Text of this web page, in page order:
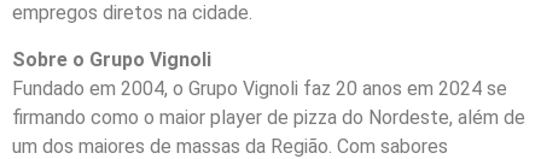
empregos diretos na cidade.
Sobre o Grupo Vignoli
Fundado em 2004, o Grupo Vignoli faz 20 anos em 2024 se
firmando como o maior player de pizza do Nordeste, além de
um dos maiores de massas da Região. Com sabores